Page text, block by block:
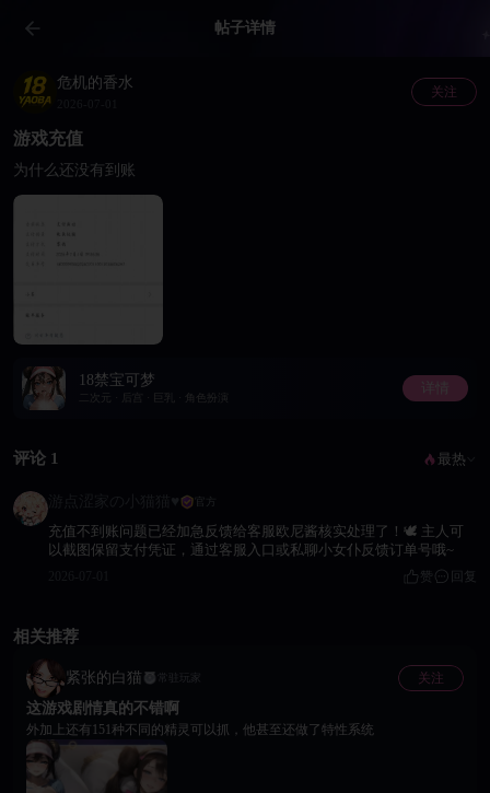
帖子详情
危机的香水
关注
游戏充值
为什么还没有到账
18禁宝可梦
二次元 · 后宫 · 巨乳 · 角色扮演
详情
评论 1 最热
官方
充值不到账问题已经加急反馈给客服欧尼酱核实处理了！🕊️ 主人可
以截图保留支付凭证，通过客服入口或私聊小女仆反馈订单号哦~
赞 回复
相关推荐
紧张的白猫 常驻玩家 关注
这游戏剧情真的不错啊
外加上还有151种不同的精灵可以抓，他甚至还做了特性系统